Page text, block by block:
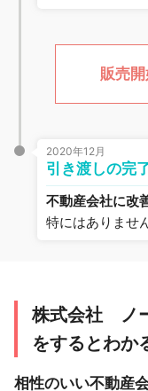
販売
2020年12月
引き渡しの完
不動産会社に改
特にはありませ
株式会社 ノ
をするとわか
相性のいい不動産